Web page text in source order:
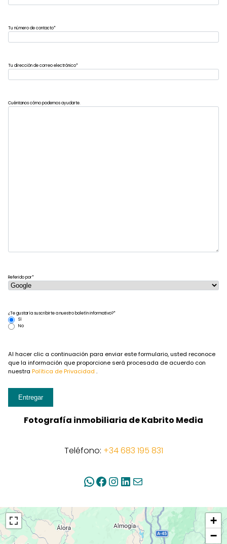
Tu número de contacto*
Tu dirección de correo electrónico*
Cuéntanos cómo podemos ayudarte.
Referido por*
¿Te gustaría suscribirte a nuestro boletín informativo?*
Sí
No
Al hacer clic a continuación para enviar este formulario, usted reconoce
que la información que proporcione será procesada de acuerdo con
nuestra Política de Privacidad .
Fotografía inmobiliaria de Kabrito Media
Teléfono: +34 683 195 831
WhatsApp Facebook InstagramLinkedIn Mail
+
−